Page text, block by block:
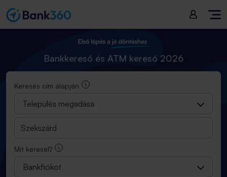
Bankkereső és ATM kereső 2026
Keresés cím alapján
Település megadása
Mit keresel?
Bankfiókot
Bankkereső és ATM kereső 2025